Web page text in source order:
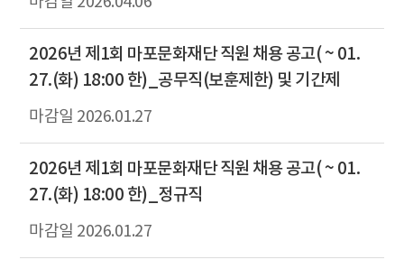
2026년 제1회 마포문화재단 직원 채용 공고( ~ 01.
27.(화) 18:00 한)_공무직(보훈제한) 및 기간제
2026.01.27
2026년 제1회 마포문화재단 직원 채용 공고( ~ 01.
27.(화) 18:00 한)_정규직
2026.01.27